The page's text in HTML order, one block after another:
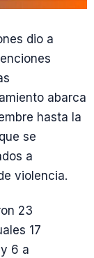
dio a
abarca
hasta la
se
a
violencia.
23
17
6 a